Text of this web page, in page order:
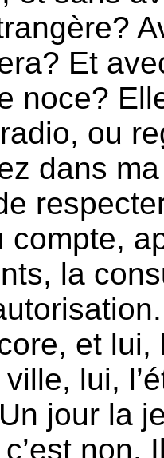
Et
noce?
ou
dans
compte,
la
et lui,
lui,
jour la
non.